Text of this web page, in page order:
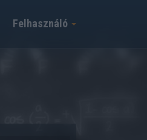
Felhasználó